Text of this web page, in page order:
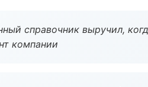
справочник выручил,
компании